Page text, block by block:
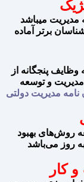
مدیریت میباشد
برتر آماده
پنجگانه از
و توسعه
نامه مدیریت دولتی
روش‌های بهبود
روز می‌باشد
کار